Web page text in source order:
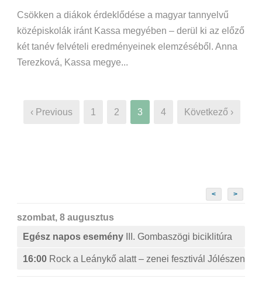
Csökken a diákok érdeklődése a magyar tannyelvű
középiskolák iránt Kassa megyében – derül ki az előző
két tanév felvételi eredményeinek elemzéséből. Anna
Terezková, Kassa megye...
‹ Previous 1 2 3 4 Következő ›
< >
szombat, 8 augusztus
Egész napos esemény
III. Gombaszögi biciklitúra
16:00 Rock a Leánykő alatt – zenei fesztivál Jólészen